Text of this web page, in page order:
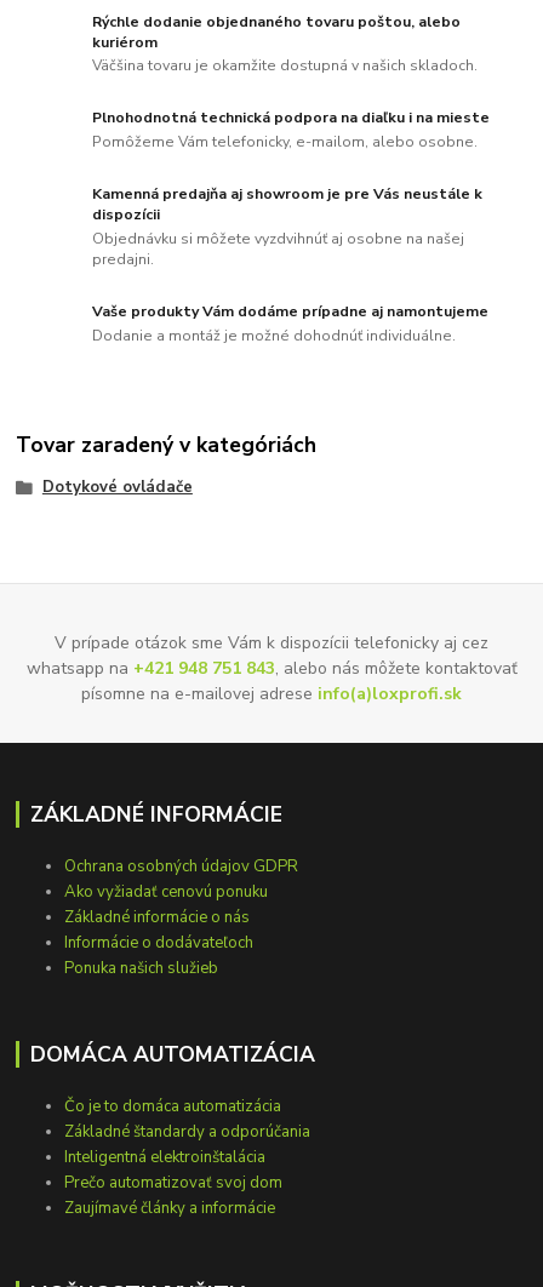
Rýchle dodanie objednaného tovaru poštou, alebo
kuriérom
Väčšina tovaru je okamžite dostupná v našich skladoch.
Plnohodnotná technická podpora na diaľku i na mieste
Pomôžeme Vám telefonicky, e-mailom, alebo osobne.
Kamenná predajňa aj showroom je pre Vás neustále k
dispozícii
Objednávku si môžete vyzdvihnúť aj osobne na našej
predajni.
Vaše produkty Vám dodáme prípadne aj namontujeme
Dodanie a montáž je možné dohodnúť individuálne.
Tovar zaradený v kategóriách
Dotykové ovládače
V prípade otázok sme Vám k dispozícii telefonicky aj cez
whatsapp na +421 948 751 843, alebo nás môžete kontaktovať
písomne na e-mailovej adrese info(a)loxprofi.sk
ZÁKLADNÉ INFORMÁCIE
Ochrana osobných údajov GDPR
Ako vyžiadať cenovú ponuku
Základné informácie o nás
Informácie o dodávateľoch
Ponuka našich služieb
DOMÁCA AUTOMATIZÁCIA
Čo je to domáca automatizácia
Základné štandardy a odporúčania
Inteligentná elektroinštalácia
Prečo automatizovať svoj dom
Zaujímavé články a informácie